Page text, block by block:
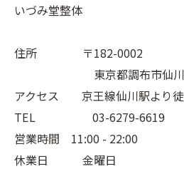
いづみ堂整体
住所 〒182-0002
東京都調布市仙川町
アクセス 京王線仙川駅より
TEL 03-6279-6619
営業時間 11:00 - 22:00
休業日 金曜日